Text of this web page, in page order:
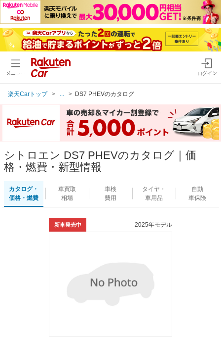
メニュー ログイン
楽天Carトップ DS7 PHEVのカタログ
シトロエン DS7 PHEVのカタログ｜価
格・燃費・新型情報
カタログ・
価格・燃費
車買取
相場
車検
費用
タイヤ・
車用品
自動
車保険
新車発売中 2025年モデル